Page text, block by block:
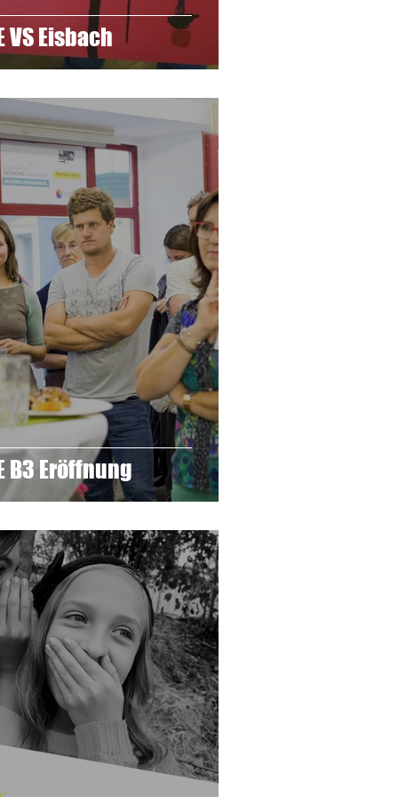
VS Eisbach
B3 Eröffnung